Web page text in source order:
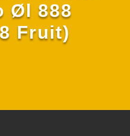
Øl 888
Fruit)